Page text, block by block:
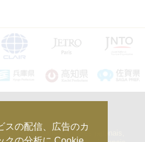
スの配信、広告のカ
】 Concours de Sakés japonais,